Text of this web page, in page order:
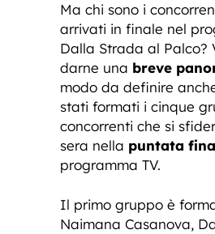
Ma chi sono i
arrivati in finale nel
Dalla Strada al Palco?
darne una breve
modo da definire
stati formati i cinque
concorrenti che si
sera nella puntata
programma TV.
Il primo gruppo è
Naimana Casanova,